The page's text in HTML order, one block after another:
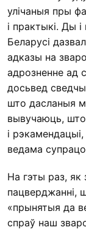
улічаныя пры
і практыкі. Ды
Беларусі
адказы на
адрозненне ад
досьвед
што дасланыя
вывучаюць,
і
ведама
На гэты раз,
пацверджанні,
«прынятыя да
спраў наш